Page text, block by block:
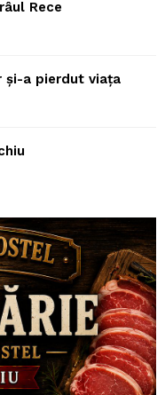
Rece
și-a pierdut viața